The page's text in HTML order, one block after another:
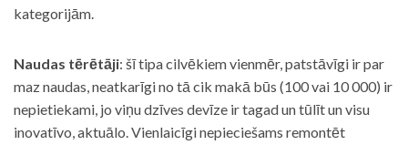
kategorijām.
Naudas tērētāji: šī tipa cilvēkiem vienmēr, patstāvīgi ir par
maz naudas, neatkarīgi no tā cik makā būs (100 vai 10 000) ir
nepietiekami, jo viņu dzīves devīze ir tagad un tūlīt un visu
inovatīvo, aktuālo. Vienlaicīgi nepieciešams remontēt